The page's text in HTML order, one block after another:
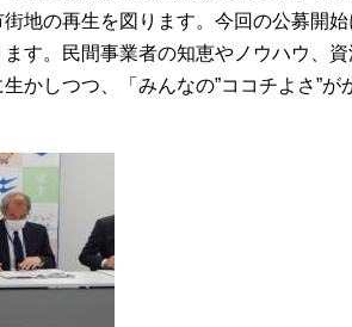
地の再生を図ります。今回の公募開
す。民間事業者の知恵やノウハウ、
かしつつ、「みんなの”ココチよさ”